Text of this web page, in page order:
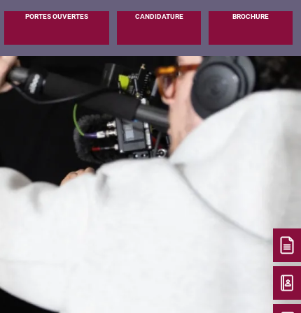
PORTES OUVERTES CANDIDATURE BROCHURE